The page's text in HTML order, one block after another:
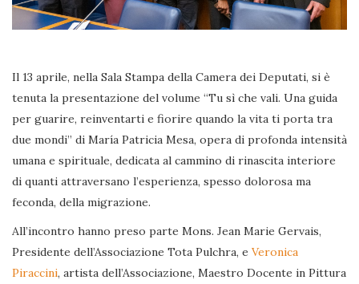
Il 13 aprile, nella Sala Stampa della Camera dei Deputati, si è
tenuta la presentazione del volume “Tu sì che vali. Una guida
per guarire, reinventarti e fiorire quando la vita ti porta tra
due mondi” di María Patricia Mesa, opera di profonda intensità
umana e spirituale, dedicata al cammino di rinascita interiore
di quanti attraversano l’esperienza, spesso dolorosa ma
feconda, della migrazione.
All’incontro hanno preso parte Mons. Jean Marie Gervais,
Presidente dell’Associazione Tota Pulchra, e Veronica
Piraccini, artista dell’Associazione, Maestro Docente in Pittura